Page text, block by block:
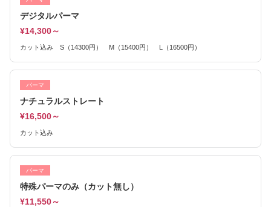
デジタルパーマ
¥14,300～
カット込み S（14300円） M（15400円） L（16500円）
パーマ
ナチュラルストレート
¥16,500～
カット込み
パーマ
特殊パーマのみ（カット無し）
¥11,550～